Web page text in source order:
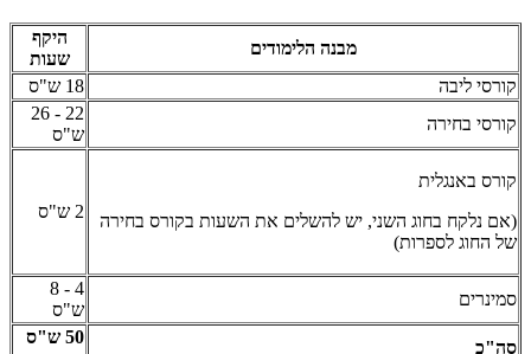
מבנה הלימודים
היקף
שעות
קורסי ליבה
18 ש"ס
קורסי בחירה
22 - 26
ש"ס
קורס באנגלית
(אם נלקח בחוג השני, יש להשלים את השעות בקורס בחירה
של החוג לספרות)
2 ש"ס
סמינרים
4 - 8
ש"ס
סה"כ
50 ש"ס